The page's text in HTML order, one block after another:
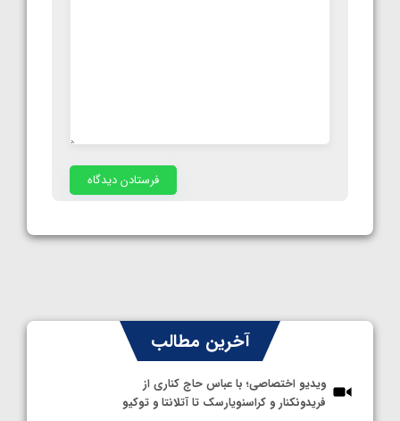
آخرین مطالب
ویدیو اختصاصی؛ با عباس حاج کناری از
فریدونکنار و کراسنویارسک تا آتلانتا و توکیو